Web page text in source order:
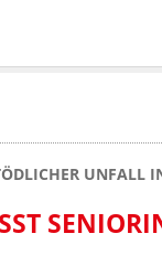
UNFALL